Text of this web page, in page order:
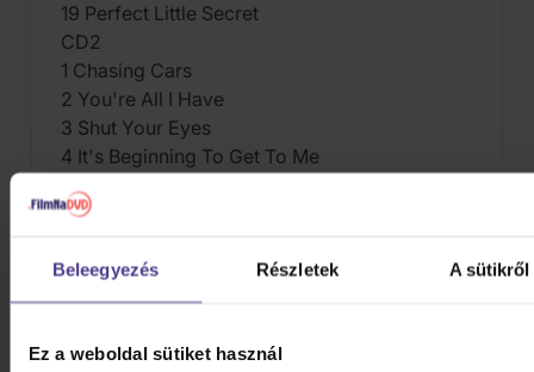
Beleegyezés Részletek A sütikről
Ez a weboldal sütiket használ
19 Perfect Little Secret
CD2
1 Chasing Cars
2 You're All I Have
3 Shut Your Eyes
4 It's Beginning To Get To Me
5 You're All I Have
6 You Could Be Happy
8 Chasing Cars
9 Headlights On Dark Roads
11 Chasing Cars